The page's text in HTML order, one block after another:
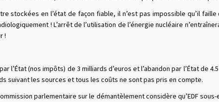
stockées en l’état de façon fiable, il n’est pas impossible qu’il
! L’arrêt de l’utilisation de l’énergie nucléaire
!
l’État (nos impôts) de 3 milliards d’euros et l’abandon par l’État de
suivant les sources et tous les coûts ne sont pas pris en compte.
parlementaire sur le démantèlement considère qu’EDF